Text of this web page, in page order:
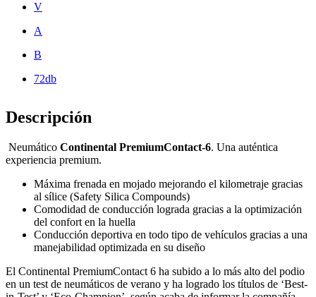
V
A
B
72db
Descripción
Neumático Continental PremiumContact-6. Una auténtica
experiencia premium.
Máxima frenada en mojado mejorando el kilometraje gracias
al sílice (Safety Silica Compounds)
Comodidad de conducción lograda gracias a la optimización
del confort en la huella
Conducción deportiva en todo tipo de vehículos gracias a una
manejabilidad optimizada en su diseño
El Continental PremiumContact 6 ha subido a lo más alto del podio
en un test de neumáticos de verano y ha logrado los títulos de ‘Best-